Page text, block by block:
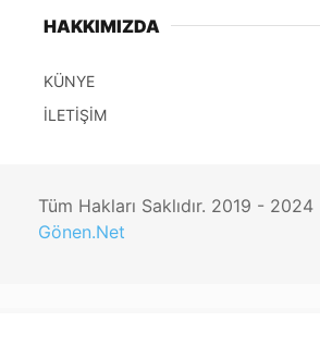
HAKKIMIZDA
KÜNYE
İLETİŞİM
Tüm Hakları Saklıdır. 2019 - 2024 |
Gönen.Net